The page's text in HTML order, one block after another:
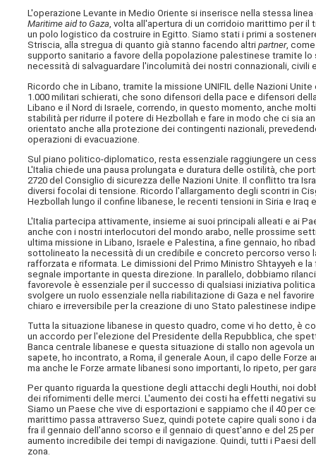
L'operazione Levante in Medio Oriente si inserisce nella stessa
Maritime aid to Gaza, volta all'apertura di un corridoio marittimo per
un polo logistico da costruire in Egitto. Siamo stati i primi a
Striscia, alla stregua di quanto già stanno facendo altripartner,
supporto sanitario a favore della popolazione palestinese tramite
necessità di salvaguardare l'incolumità dei nostri connazionali, civili
Ricordo che in Libano, tramite la missione UNIFIL delle Nazioni
1.000 militari schierati, che sono difensori della pace e difensori
Libano e il Nord di Israele, correndo, in questo momento, anche
stabilità per ridurre il potere di Hezbollah e fare in modo che ci sia
orientato anche alla protezione dei contingenti nazionali,
operazioni di evacuazione.
Sul piano politico-diplomatico, resta essenziale raggiungere un
L'Italia chiede una pausa prolungata e duratura delle ostilità, che
2720 del Consiglio di sicurezza delle Nazioni Unite. Il conflitto tra
diversi focolai di tensione. Ricordo l'allargamento degli scontri in
Hezbollah lungo il confine libanese, le recenti tensioni in Siria e
L'Italia partecipa attivamente, insieme ai suoi principali alleati e ai
anche con i nostri interlocutori del mondo arabo, nelle prossime
ultima missione in Libano, Israele e Palestina, a fine gennaio, ho
sottolineato la necessità di un credibile e concreto percorso verso
rafforzata e riformata. Le dimissioni del Primo Ministro Shtayyeh e
segnale importante in questa direzione. In parallelo, dobbiamo
favorevole è essenziale per il successo di qualsiasi iniziativa
svolgere un ruolo essenziale nella riabilitazione di Gaza e nel
chiaro e irreversibile per la creazione di uno Stato palestinese
Tutta la situazione libanese in questo quadro, come vi ho detto, è
un accordo per l'elezione del Presidente della Repubblica, che
Banca centrale libanese e questa situazione di stallo non agevola
sapete, ho incontrato, a Roma, il generale Aoun, il capo delle
ma anche le Forze armate libanesi sono importanti, lo ripeto, per
Per quanto riguarda la questione degli attacchi degli Houthi, noi
dei rifornimenti delle merci. L'aumento dei costi ha effetti negativi
Siamo un Paese che vive di esportazioni e sappiamo che il 40 per
marittimo passa attraverso Suez, quindi potete capire quali sono i
fra il gennaio dell'anno scorso e il gennaio di quest'anno e del 25
aumento incredibile dei tempi di navigazione. Quindi, tutti i Paesi
zona.